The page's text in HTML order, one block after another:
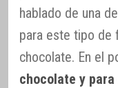
hablado de una
para este tipo de
chocolate. En el
chocolate y